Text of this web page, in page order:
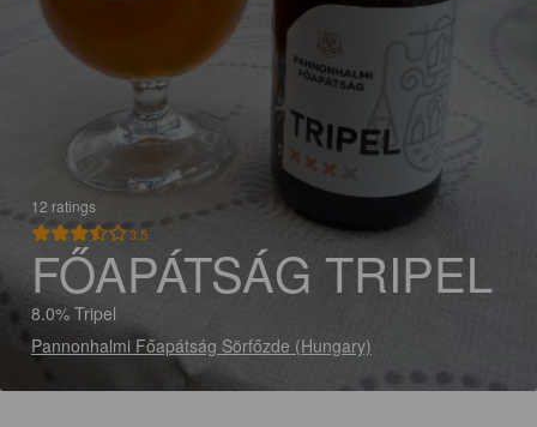
12 ratings
3.5
FŐAPÁTSÁG TRIPEL
8.0% Tripel
Pannonhalmi Főapátság Sörfőzde (Hungary)